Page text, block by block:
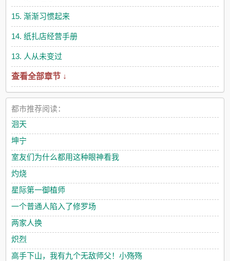
15. 渐渐习惯起来
14. 纸扎店经营手册
13. 人从未变过
查看全部章节 ↓
都市推荐阅读：
洄天
坤宁
室友们为什么都用这种眼神看我
灼烧
星际第一御植师
一个普通人陷入了修罗场
两家人换
炽烈
高手下山，我有九个无敌师父！小殇殇